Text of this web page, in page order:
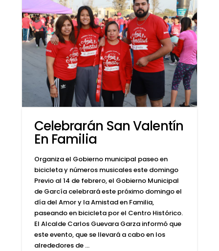
Celebrarán San Valentín
En Familia
Organiza el Gobierno municipal paseo en
bicicleta y números musicales este domingo
Previo al 14 de febrero, el Gobierno Municipal
de García celebrará este próximo domingo el
día del Amor y la Amistad en Familia,
paseando en bicicleta por el Centro Histórico.
El Alcalde Carlos Guevara Garza informó que
este evento, que se llevará a cabo en los
alrededores de …